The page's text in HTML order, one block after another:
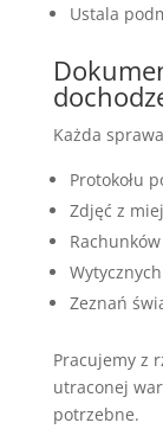
Ustala
Każda
Protokołu
Zdjęć z
Zeznań
Pracujemy z
utraconej
potrzebne.